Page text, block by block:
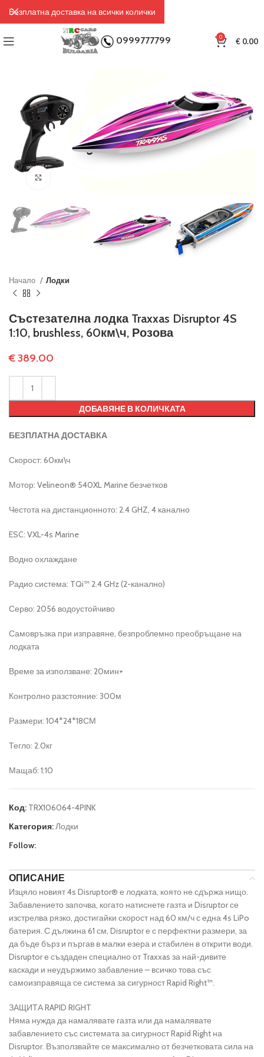
0999777799 0 €0.00
Начало Лодки
Състезателна лодка Traxxas Disruptor 4S
1:10, brushless, 60км\ч, Розова
€389.00
ДОБАВЯНЕ В КОЛИЧКАТА
БЕЗПЛАТНА ДОСТАВКА
Скорост: 60км\ч
Мотор: Velineon® 540XL Marine безчетков
Честота на дистанционното: 2.4 GHZ, 4 канално
ESC: VXL-4s Marine
Водно охлаждане
Радио система: TQi™ 2.4 GHz (2-канално)
Серво: 2056 водоустойчиво
Самовръзка при изправяне, безпроблемно преобръщане на
лодката
Време за използване: 20мин+
Контролно разстояние: 300м
Размери: 104*24*18СМ
Тегло: 2.0кг
Мащаб: 1:10
Код: TRX106064-4PINK
Категория:Лодки
Follow:
ОПИСАНИЕ
Изцяло новият 4s Disruptor® е лодката, която не сдържа нищо.
Забавлението започва, когато натиснете газта и Disruptor се
изстрелва рязко, достигайки скорост над 60 км/ч с една 4s LiPo
батерия. С дължина 61 см, Disruptor е с перфектни размери, за
да бъде бърз и пъргав в малки езера и стабилен в открити води.
Disruptor е създаден специално от Traxxas за най-дивите
каскади и неудържимо забавление – всичко това със
самоизправяща се система за сигурност Rapid Right™.
ЗАЩИТА RAPID RIGHT
Няма нужда да намалявате газта или да намалявате
забавлението със системата за сигурност Rapid Right на
Disruptor. Възползвайте се максимално от безчетковата сила на
Безплатна доставка на всички колички